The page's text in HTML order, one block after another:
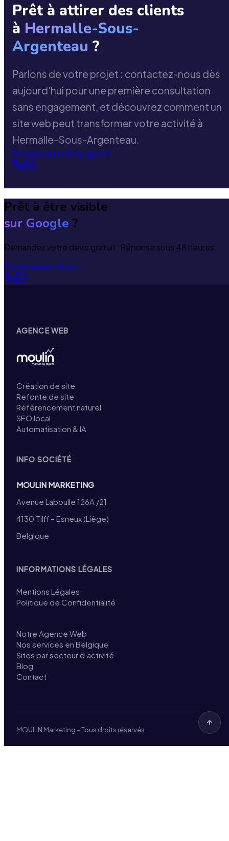
Prêt à attirer des clients
à Hermalle-Sous-
Argenteau ?
Parlons de votre projet : contactez-nous dès
aujourd'hui pour une première consultation
sans engagement, et découvrez comment un
site web peut transformer votre activité à
Hermalle-Sous-Argenteau.
Demander un devis gratuit→
Prêt à être visible
sur Google ?
Demandez votre devis gratuit. Réponse sous 48 heures.
Demander un devis→
AGENCE WEB
Création de site
Refonte de site
Référencement naturel
SEO local
Automatisation & IA
INFO SOCIÉTÉ
MOULIN MARKETING
Avenue Laboulle 126A /21
4130 Tilff – Esneux (Liège)
Belgique
INFORMATIONS LÉGALES
Mentions Légales
Politique de Confidentialité
Notre Agence Web
Nos services en Belgique
Sites par secteur d’activité
Blog
Contact
MOULIN Marketing – Tous droits réservés